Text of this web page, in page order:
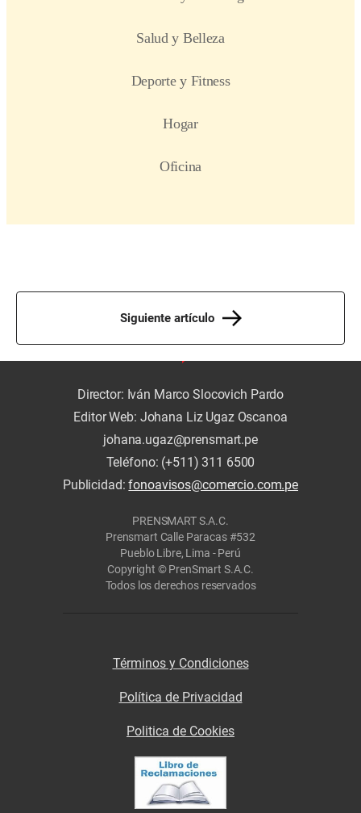
Siguiente artículo
Director: Iván Marco Slocovich Pardo
Editor Web: Johana Liz Ugaz Oscanoa
johana.ugaz@prensmart.pe
Teléfono: (+511) 311 6500
Publicidad:fonoavisos@comercio.com.pe
PRENSMART S.A.C.
Prensmart Calle Paracas #532
Pueblo Libre, Lima - Perú
Copyright © PrenSmart S.A.C.
Todos los derechos reservados
Términos y Condiciones
Política de Privacidad
Politica de Cookies